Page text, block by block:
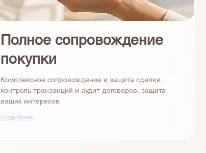
Полное сопровождение
покупки
Комплексное сопровождение и защита сделки,
контроль транзакций и аудит договоров, защита
ваших интересов
Подробнее